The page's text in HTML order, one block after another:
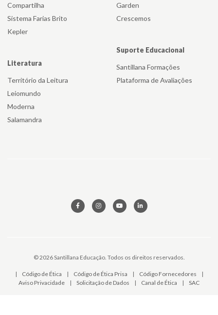
Compartilha
Sistema Farias Brito
Kepler
Literatura
Território da Leitura
Leiomundo
Moderna
Salamandra
Garden
Crescemos
Suporte Educacional
Santillana Formações
Plataforma de Avaliações
© 2026 Santillana Educação. Todos os direitos reservados.
| Código de Ética | Código de Ética Prisa | Código Fornecedores
|
Aviso Privacidade
| Solicitação de Dados | Canal de Ética | SAC